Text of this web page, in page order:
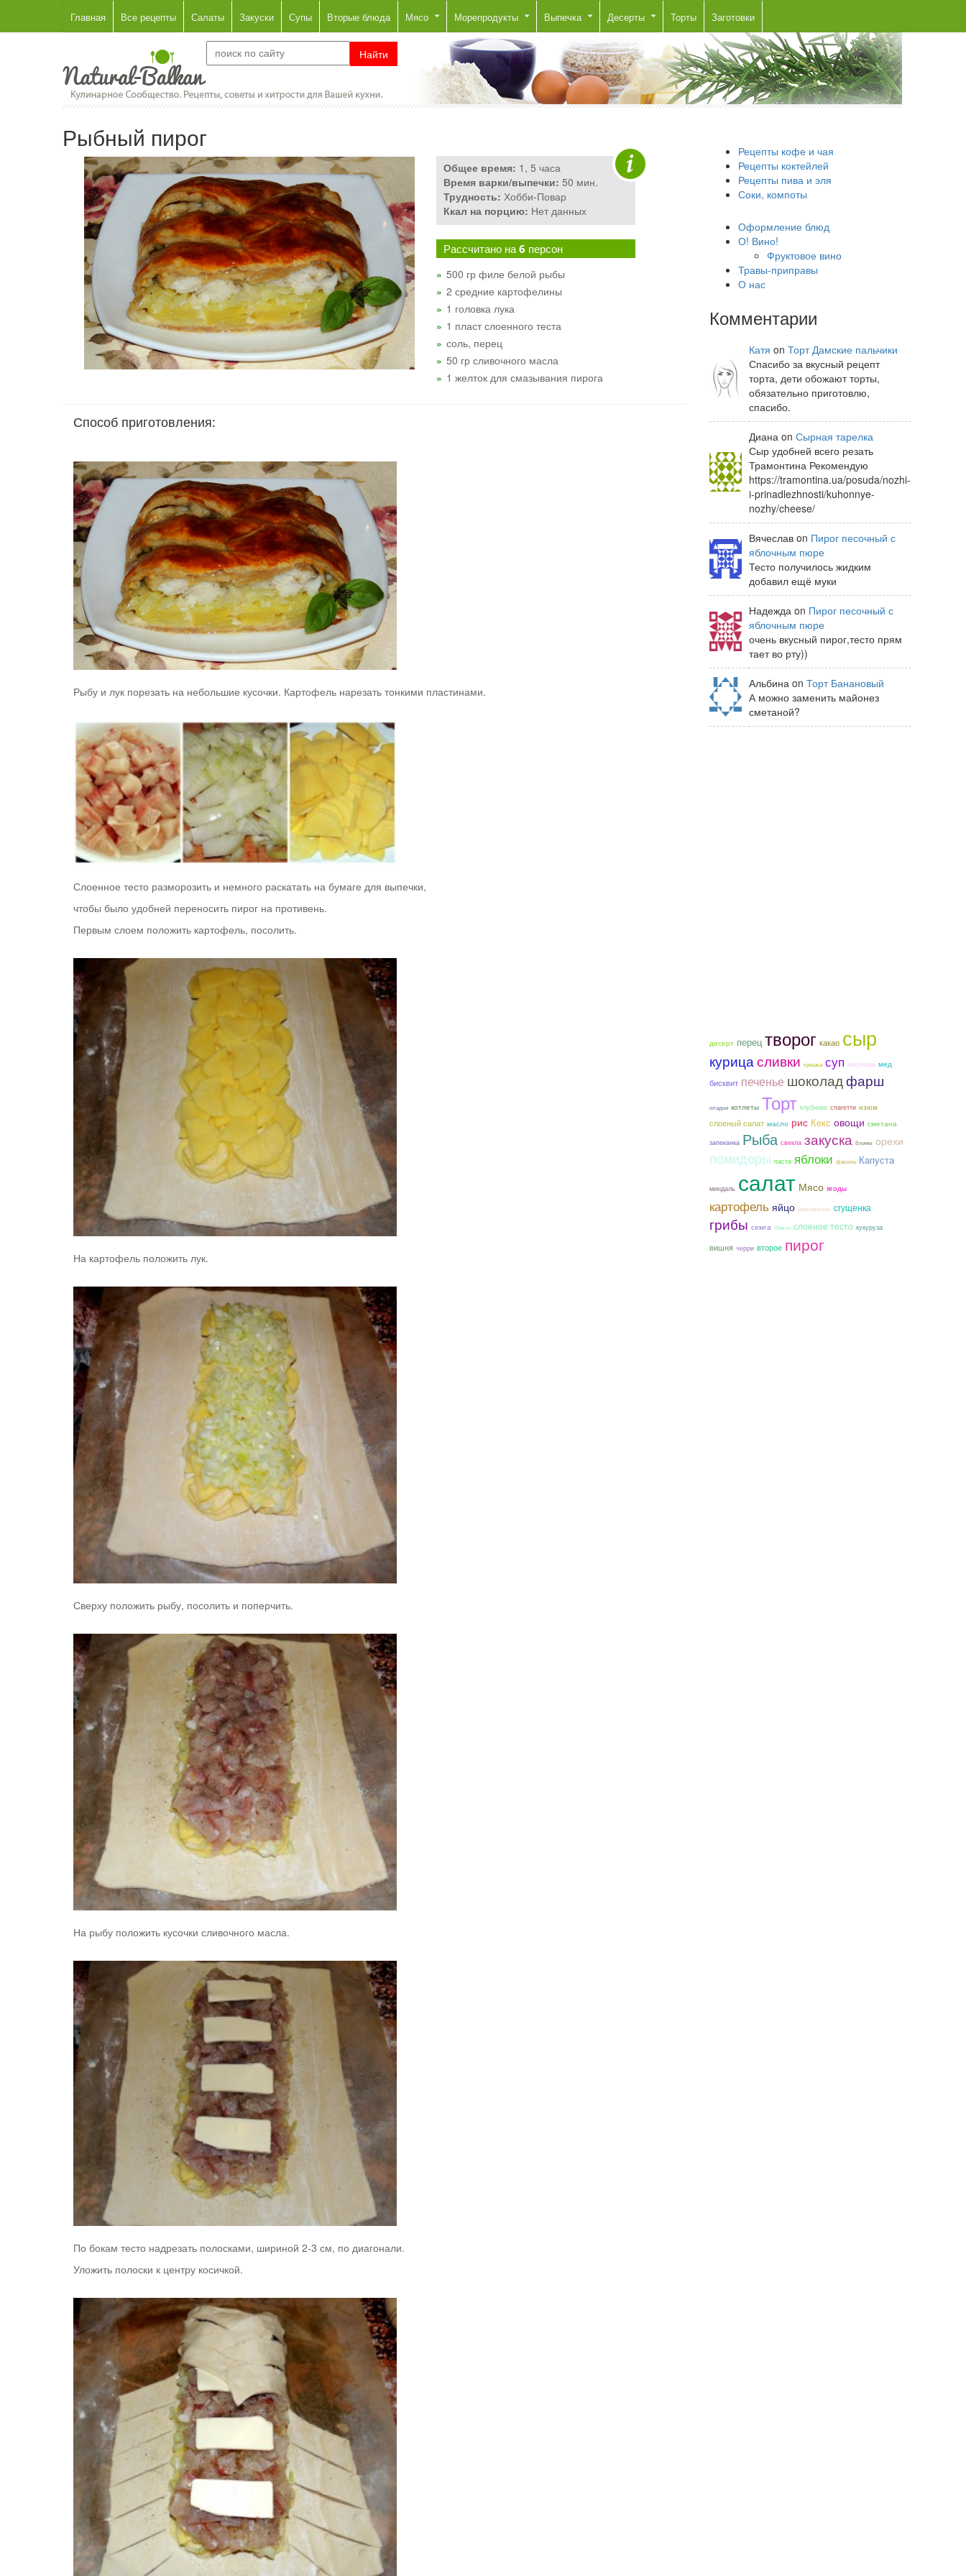
Главная Все рецепты Салаты Закуски Супы Вторые блюда Мясо Морепродукты Выпечка Десерты Торты Заготовки
Рыбный пирог
Общее время: 1, 5 часа
Время варки/выпечки: 50 мин.
Трудность: Хобби-Повар
Ккал на порцию: Нет данных
Рассчитано на6 персон
500 гр филе белой рыбы
2 средние картофелины
1 головка лука
1 пласт слоенного теста
соль, перец
50 гр сливочного масла
1 желток для смазывания пирога
Способ приготовления:
Рыбу и лук порезать на небольшие кусочки. Картофель нарезать тонкими пластинами.
Слоенное тесто разморозить и немного раскатать на бумаге для выпечки,
чтобы было удобней переносить пирог на противень.
Первым слоем положить картофель, посолить.
На картофель положить лук.
Сверху положить рыбу, посолить и поперчить.
На рыбу положить кусочки сливочного масла.
По бокам тесто надрезать полосками, шириной 2-3 см, по диагонали.
Уложить полоски к центру косичкой.
Рецепты кофе и чая
Рецепты коктейлей
Рецепты пива и эля
Соки, компоты
Оформление блюд
О! Вино!
Фруктовое вино
Травы-приправы
О нас
Комментарии
Катя on Торт Дамские пальчики
Спасибо за вкусный рецепт
торта, дети обожают торты,
обязательно приготовлю,
спасибо.
Диана on Сырная тарелка
Сыр удобней всего резать
Трамонтина Рекомендую
https://tramontina.ua/posuda/nozhi-
i-prinadlezhnosti/kuhonnye-
nozhy/cheese/
Вячеслав on Пирог песочный с
яблочным пюре
Тесто получилось жидким
добавил ещё муки
Надежда on Пирог песочный с
яблочным пюре
очень вкусный пирог,тесто прям
тает во рту))
Альбина on Торт Банановый
А можно заменить майонез
сметаной?
десерт перец творог какао сыр
курицасливки крошка суп морковь мед
бисквит печенье шоколадфарш
оладьи котлеты Торт клубника спагетти изюм
слоеный салат масло рис Кекс овощи сметана
запеканка Рыба свекла закуска блины орехи
помидоры паста яблоки фасоль Капуста
миндаль салат Мясо ягоды
картофель яйцо шампиньоны сгущенка
грибы семга Лимон слоеное тесто кукуруза
вишня черри второе пирог